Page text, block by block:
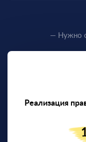
— Нужно
Реализация